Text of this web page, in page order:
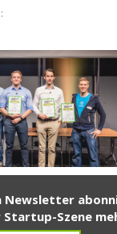
Newsletter
Startup-Szene